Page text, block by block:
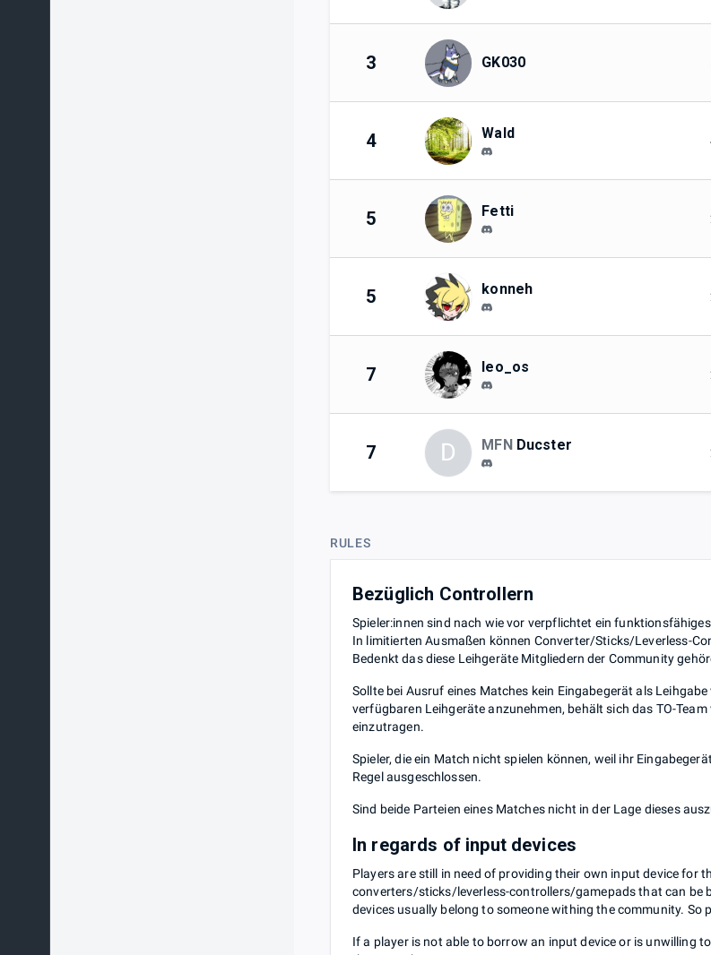
3 GK030
4 Wald
5 Fetti
5 konneh
7 leo_os
7 D MFN Ducster
RULES
Bezüglich Controllern
Spieler:innen sind nach wie vor verpflichtet ein
In limitierten Ausmaßen können Converter/Sticks/Leverless-
Bedenkt das diese Leihgeräte Mitgliedern der Community
Sollte bei Ausruf eines Matches kein Eingabegerät als
verfügbaren Leihgeräte anzunehmen, behält sich das TO-
einzutragen.
Spieler, die ein Match nicht spielen können, weil ihr
Regel ausgeschlossen.
Sind beide Parteien eines Matches nicht in der Lage dieses
In regards of input devices
Players are still in need of providing their own input device for
converters/sticks/leverless-controllers/gamepads that can be
devices usually belong to someone withing the community.
If a player is not able to borrow an input device or is unwilling